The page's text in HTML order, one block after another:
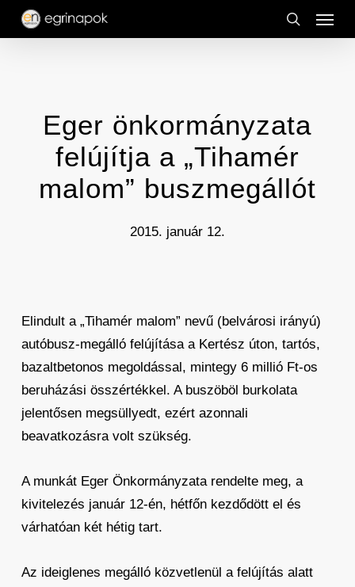
Skip
search
Menu
Eger önkormányzata
felújítja a „Tihamér
malom” buszmegállót
2015. január 12.
Elindult a „Tihamér malom” nevű (belvárosi irányú)
autóbusz-megálló felújítása a Kertész úton, tartós,
bazaltbetonos megoldással, mintegy 6 millió Ft-os
beruházási összértékkel. A buszöböl burkolata
jelentősen megsüllyedt, ezért azonnali
beavatkozásra volt szükség.
A munkát Eger Önkormányzata rendelte meg, a
kivitelezés január 12-én, hétfőn kezdődött el és
várhatóan két hétig tart.
Az ideiglenes megálló közvetlenül a felújítás alatt